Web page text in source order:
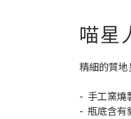
喵星
精細的質
-  手工窯燒
-  瓶底含有